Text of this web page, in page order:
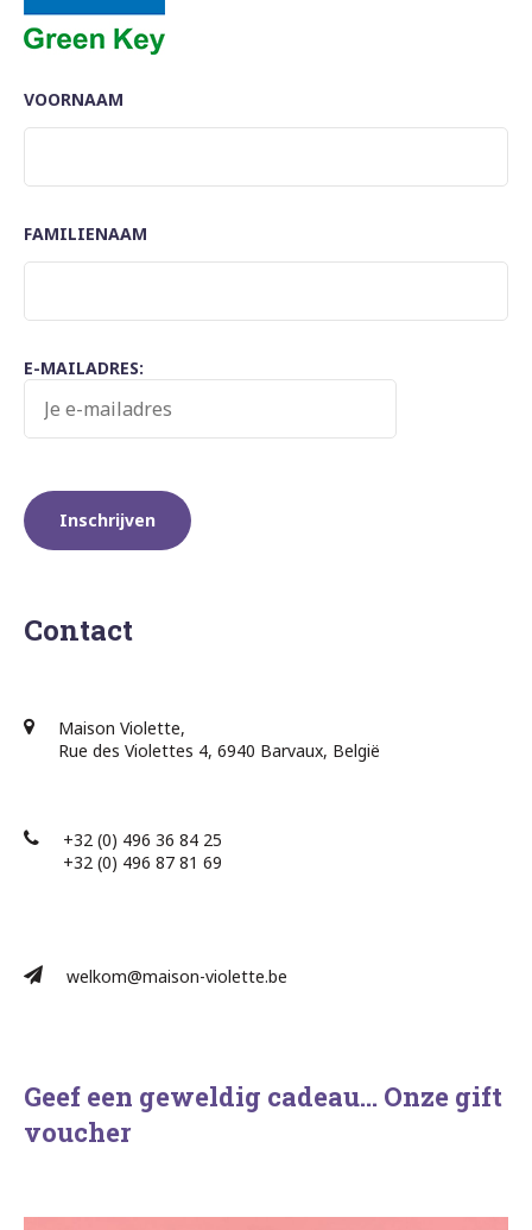
VOORNAAM
FAMILIENAAM
E-MAILADRES:
Contact
Maison Violette,
Rue des Violettes 4, 6940 Barvaux, België
+32 (0) 496 36 84 25
+32 (0) 496 87 81 69​
welkom@maison-violette.be
Geef een geweldig cadeau… Onze gift
voucher